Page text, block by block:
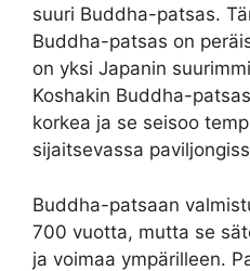
suuri Buddha-patsas.
Buddha-patsas on
on yksi Japanin
Koshakin Buddha-
korkea ja se seisoo
sijaitsevassa
Buddha-patsaan
700 vuotta, mutta se
ja voimaa ympärilleen.